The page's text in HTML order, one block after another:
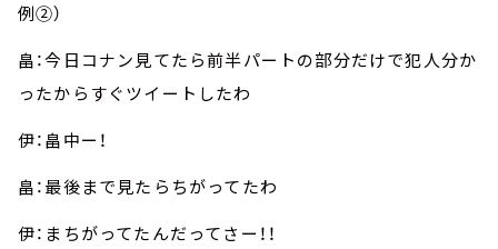
例②）
畠：今日コナン見てたら前半パートの部分だけで犯人分か
ったからすぐツイートしたわ
伊：畠中ー！
畠：最後まで見たらちがってたわ
伊：まちがってたんだってさー！！